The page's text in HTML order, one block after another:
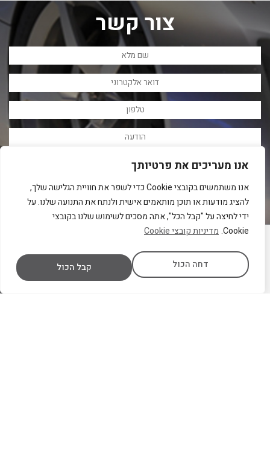
אנו מעריכים את פרטיותך
אנו משתמשים בקובצי Cookie כדי לשפר את חוויית הגלישה שלך,
להציג מודעות או תוכן מותאמים אישית ולנתח את התנועה שלנו. על
ידי לחיצה על "קבל הכל", אתה מסכים לשימוש שלנו בקובצי
Cookie. מדיניות קובצי Cookie
דחה הכול קבל הכול
צור קשר
אני מאשר/ת קבלת מיילים, מסרונים ושיחות טלפון
כתובת: הרימון 15, פ"ת
טלפון:0747691122